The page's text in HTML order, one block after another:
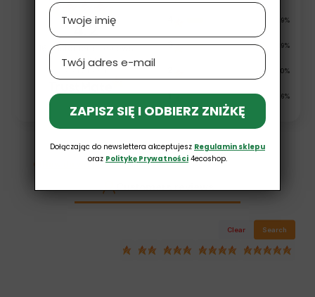
4.2
customer's reviews
from all time
19%
3 19%
0%
1 6%
How do we collect reviews?
Customers reviews
Clear Search
Name
Email
ZAPISZ SIĘ I ODBIERZ ZNIŻKĘ
Dołączając do newslettera akceptujesz Regulamin sklepu
oraz Politykę Prywatności 4ecoshop.